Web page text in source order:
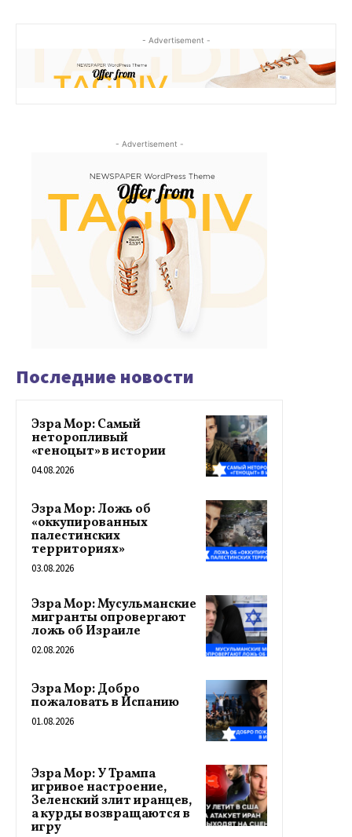
- Advertisement -
- Advertisement -
Последние новости
Эзра Мор: Самый
неторопливый
«геноцыт» в истории
04.08.2026
Эзра Мор: Ложь об
«оккупированных
палестинских
территориях»
03.08.2026
Эзра Мор: Мусульманские
мигранты опровергают
ложь об Израиле
02.08.2026
Эзра Мор: Добро
пожаловать в Испанию
01.08.2026
Эзра Мор: У Трампа
игривое настроение,
Зеленский злит иранцев,
а курды возвращаются в
игру